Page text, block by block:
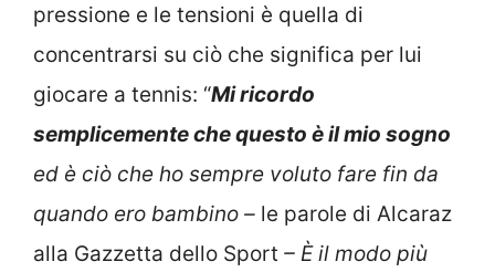
pressione e le tensioni è quella di
concentrarsi su ciò che significa per lui
giocare a tennis: “Mi ricordo
semplicemente che questo è il mio sogno
ed è ciò che ho sempre voluto fare fin da
quando ero bambino – le parole di Alcaraz
alla Gazzetta dello Sport – È il modo più